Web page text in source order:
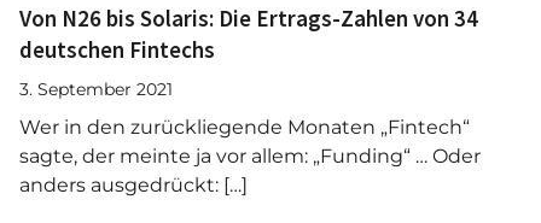
Von N26 bis Solaris: Die Ertrags-Zahlen von 34
deutschen Fintechs
3. September 2021
Wer in den zurückliegende Monaten „Fintech“
sagte, der meinte ja vor allem: „Funding“ … Oder
anders ausgedrückt: […]